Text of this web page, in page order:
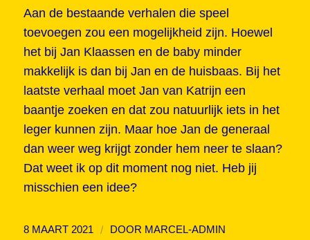
Aan de bestaande verhalen die speel
toevoegen zou een mogelijkheid zijn. Hoewel
het bij Jan Klaassen en de baby minder
makkelijk is dan bij Jan en de huisbaas. Bij het
laatste verhaal moet Jan van Katrijn een
baantje zoeken en dat zou natuurlijk iets in het
leger kunnen zijn. Maar hoe Jan de generaal
dan weer weg krijgt zonder hem neer te slaan?
Dat weet ik op dit moment nog niet. Heb jij
misschien een idee?
8 MAART 2021 / DOOR MARCEL-ADMIN